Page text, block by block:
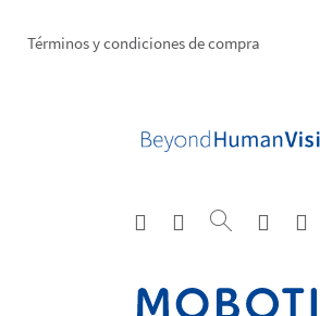
Términos y condiciones de compra